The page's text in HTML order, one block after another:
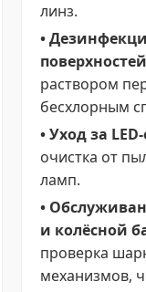
линз.
•
раствором
бесхлорным
• Уход за
очистка от
ламп.
•
и колёсной
проверка
механизмов,